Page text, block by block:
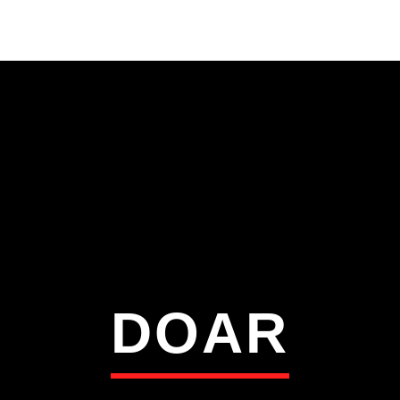
DOAR